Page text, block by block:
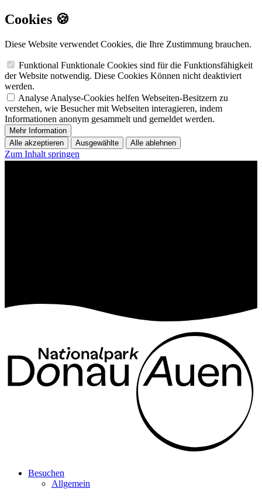
Cookies 🍪
Diese Website verwendet Cookies, die Ihre Zustimmung brauchen.
Funktional Funktionale Cookies sind für die Funktionsfähigkeit
der Website notwendig. Diese Cookies Können nicht deaktiviert
werden.
Analyse Analyse-Cookies helfen Webseiten-Besitzern zu
verstehen, wie Besucher mit Webseiten interagieren, indem
Informationen anonym gesammelt und gemeldet werden.
Mehr Information
Alle akzeptieren
Ausgewählte Alle ablehnen
Zum Inhalt springen
Besuchen
Allgemein